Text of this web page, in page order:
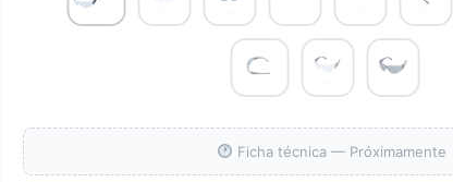
Ficha técnica — Próximamente